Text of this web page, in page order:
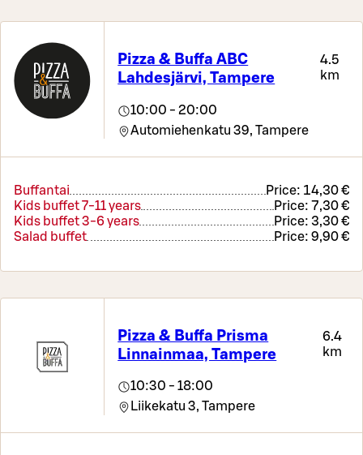
Pizza & Buffa ABC
Lahdesjärvi, Tampere
4.5
km
10:00 - 20:00
Automiehenkatu 39, Tampere
Buffantai Price: 14,30 €
Kids buffet 7-11 years
Price: 7,30 €
Kids buffet 3-6 years
Price: 3,30 €
Salad buffet
Price: 9,90 €
Pizza & Buffa Prisma
Linnainmaa, Tampere
6.4
km
10:30 - 18:00
Liikekatu 3, Tampere